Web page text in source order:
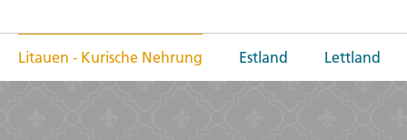
Litauen - Kurische Nehrung Estland Lettland